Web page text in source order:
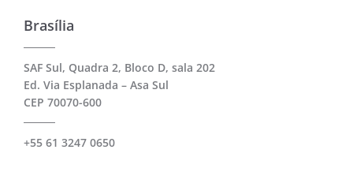
Brasília
SAF Sul, Quadra 2, Bloco D, sala 202
Ed. Via Esplanada – Asa Sul
CEP 70070-600
+55 61 3247 0650